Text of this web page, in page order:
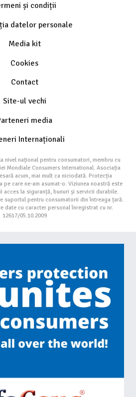
și condiții
datelor personale
Media kit
Cookies
Contact
Site-ul vechi
media
Internaționali
nivel național pentru consumatori, membru cu
Mondiale Consumers International. Asociația
acum, mai mult ca niciodată. Protecția
pe care ne-am asumat-o. Viziunea noastră este
acces la siguranță, bunuri și servicii durabile.
suportul pentru consumatorii din întreaga țară.
date cu caracter personal înregistrat cu nr.
12617/05.10.2009